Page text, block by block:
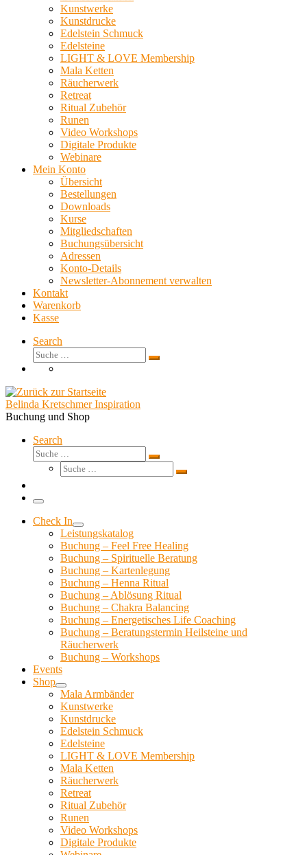
Kunstwerke
Kunstdrucke
Edelstein Schmuck
Edelsteine
LIGHT & LOVE Membership
Mala Ketten
Räucherwerk
Retreat
Ritual Zubehör
Runen
Video Workshops
Digitale Produkte
Webinare
Mein Konto
Übersicht
Bestellungen
Downloads
Kurse
Mitgliedschaften
Buchungsübersicht
Adressen
Konto-Details
Newsletter-Abonnement verwalten
Kontakt
Warenkorb
Kasse
Search
Suche
Suche
Belinda Kretschmer Inspiration
Buchung und Shop
Search
Suche
Suche
Suche
Suche
Menü
Check In
Leistungskatalog
Buchung – Feel Free Healing
Buchung – Spirituelle Beratung
Buchung – Kartenlegung
Buchung – Henna Ritual
Buchung – Ablösung Ritual
Buchung – Chakra Balancing
Buchung – Energetisches Life Coaching
Buchung – Beratungstermin Heilsteine und
Räucherwerk
Buchung – Workshops
Events
Shop
Mala Armbänder
Kunstwerke
Kunstdrucke
Edelstein Schmuck
Edelsteine
LIGHT & LOVE Membership
Mala Ketten
Räucherwerk
Retreat
Ritual Zubehör
Runen
Video Workshops
Digitale Produkte